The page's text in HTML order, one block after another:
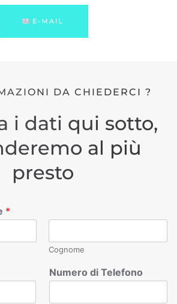
E-MAIL
DA CHIEDERCI ?
i dati qui sotto,
al più
presto
*
Cognome
Numero di Telefono